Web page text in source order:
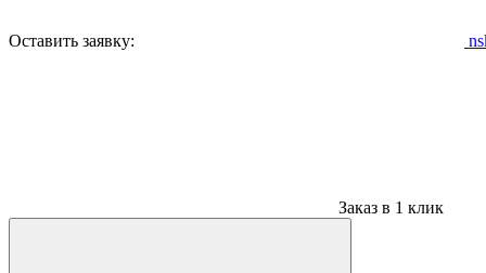
Оставить заявку:
Заказ в 1 клик